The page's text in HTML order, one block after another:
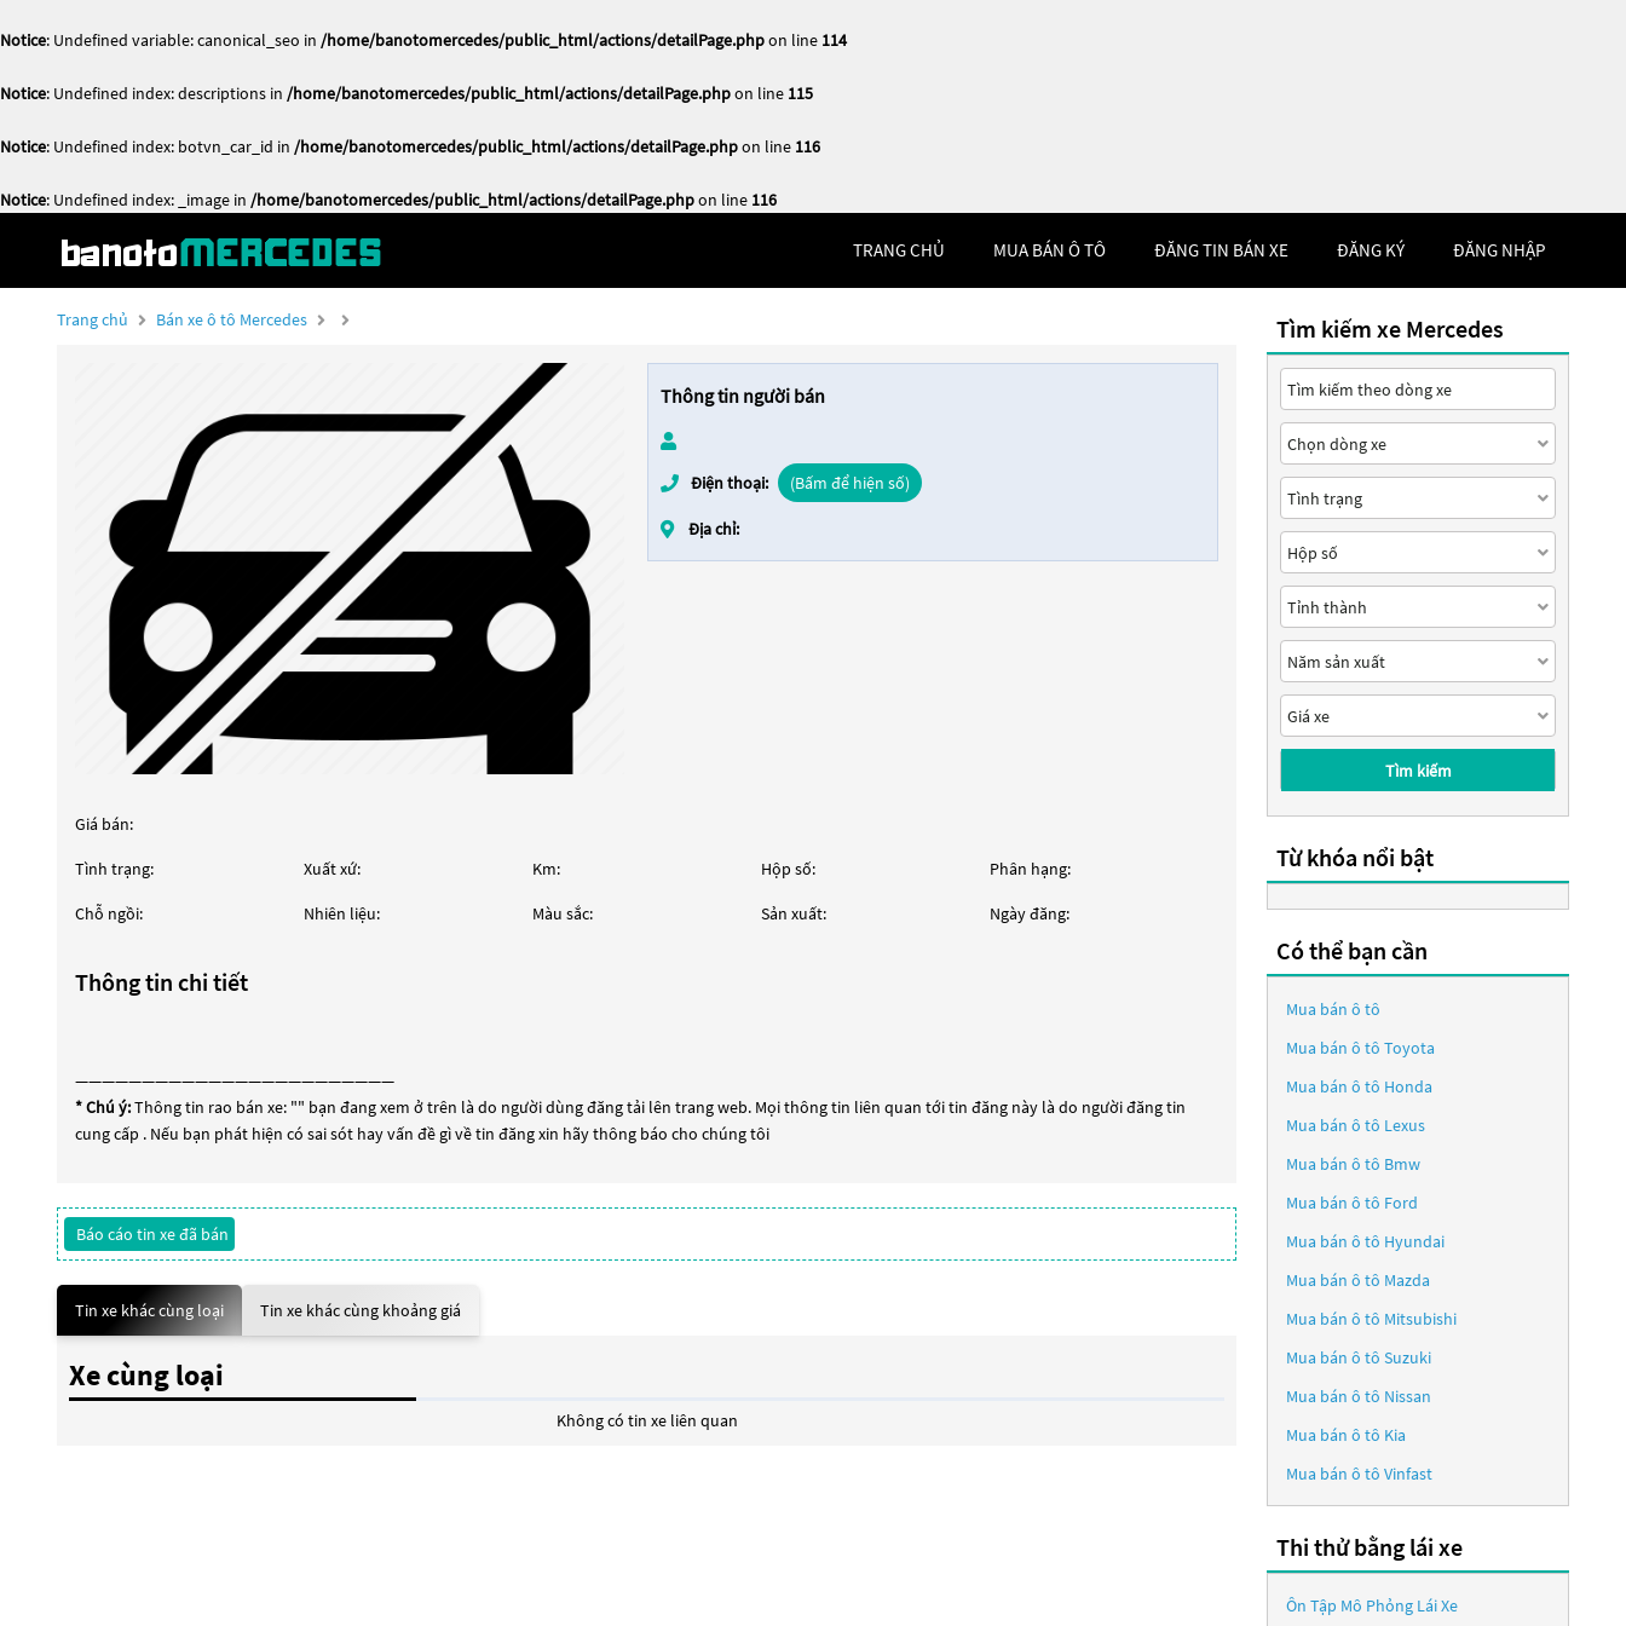
Notice: Undefined variable: canonical_seo in /home/banotomercedes/public_html/actions/detailPage.phpon line 114
Notice: Undefined index: descriptions in /home/banotomercedes/public_html/actions/detailPage.phpon line 115
Notice: Undefined index: botvn_car_id in /home/banotomercedes/public_html/actions/detailPage.phpon line 116
Notice: Undefined index: _image in /home/banotomercedes/public_html/actions/detailPage.phpon line 116
TRANG CHỦ MUA BÁN Ô TÔ ĐĂNG TIN BÁN XE ĐĂNG KÝ ĐĂNG NHẬP
Trang chủ Bán xe ô tô Mercedes
Thông tin người bán
Điện thoại: (Bấm để hiện số)
Địa chỉ:
Giá bán:
Tình trạng: Xuất xứ: Km: Hộp số: Phân hạng:
Chỗ ngồi: Nhiên liệu: Màu sắc: Sản xuất: Ngày đăng:
Thông tin chi tiết
————————————————————————
* Chú ý:Thông tin rao bán xe: "" bạn đang xem ở trên là do người dùng đăng tải lên trang web. Mọi thông tin liên quan tới tin đăng này là do người đăng tin
cung cấp . Nếu bạn phát hiện có sai sót hay vấn đề gì về tin đăng xin hãy thông báo cho chúng tôi
Báo cáo tin xe đã bán
Tin xe khác cùng loại Tin xe khác cùng khoảng giá
Xe cùng loại
Không có tin xe liên quan
Tìm kiếm xe Mercedes
Tìm kiếm
Từ khóa nổi bật
Có thể bạn cần
Mua bán ô tô
Mua bán ô tô Toyota
Mua bán ô tô Honda
Mua bán ô tô Lexus
Mua bán ô tô Bmw
Mua bán ô tô Ford
Mua bán ô tô Hyundai
Mua bán ô tô Mazda
Mua bán ô tô Mitsubishi
Mua bán ô tô Suzuki
Mua bán ô tô Nissan
Mua bán ô tô Kia
Mua bán ô tô Vinfast
Thi thử bằng lái xe
Ôn Tập Mô Phỏng Lái Xe